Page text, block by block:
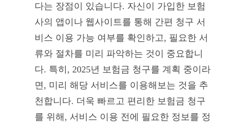
다는 장점이 있습니다. 자신이 가입한 보험
사의 앱이나 웹사이트를 통해 간편 청구 서
비스 이용 가능 여부를 확인하고, 필요한 서
류와 절차를 미리 파악하는 것이 중요합니
다. 특히, 2025년 보험금 청구를 계획 중이라
면, 미리 해당 서비스를 이용해보는 것을 추
천합니다. 더욱 빠르고 편리한 보험금 청구
를 위해, 서비스 이용 전에 필요한 정보를 정